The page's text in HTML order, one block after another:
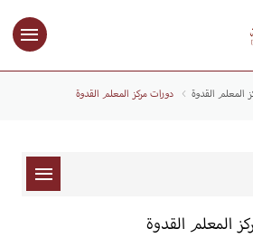
المعلم القدوة دورات مركز المعلم القدوة
المعلم القدوة